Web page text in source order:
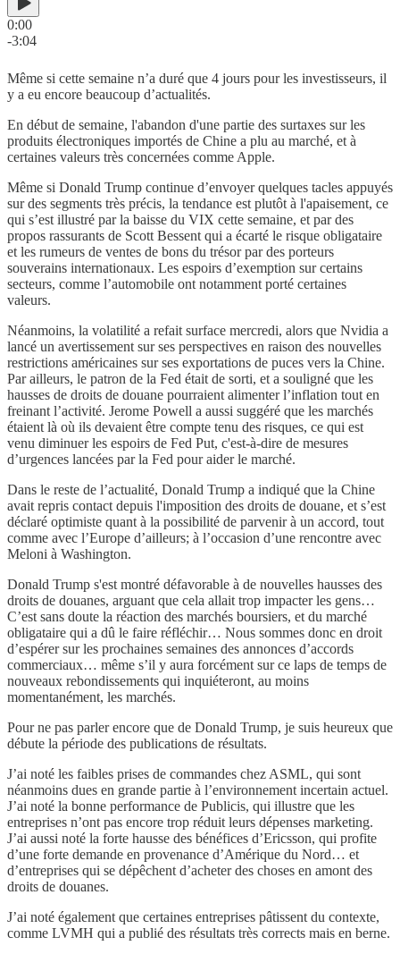
0:00
-3:04
Même si cette semaine n’a duré que 4 jours pour les investisseurs, il
y a eu encore beaucoup d’actualités.
En début de semaine, l'abandon d'une partie des surtaxes sur les
produits électroniques importés de Chine a plu au marché, et à
certaines valeurs très concernées comme Apple.
Même si Donald Trump continue d’envoyer quelques tacles appuyés
sur des segments très précis, la tendance est plutôt à l'apaisement, ce
qui s’est illustré par la baisse du VIX cette semaine, et par des
propos rassurants de Scott Bessent qui a écarté le risque obligataire
et les rumeurs de ventes de bons du trésor par des porteurs
souverains internationaux. Les espoirs d’exemption sur certains
secteurs, comme l’automobile ont notamment porté certaines
valeurs.
Néanmoins, la volatilité a refait surface mercredi, alors que Nvidia a
lancé un avertissement sur ses perspectives en raison des nouvelles
restrictions américaines sur ses exportations de puces vers la Chine.
Par ailleurs, le patron de la Fed était de sorti, et a souligné que les
hausses de droits de douane pourraient alimenter l’inflation tout en
freinant l’activité. Jerome Powell a aussi suggéré que les marchés
étaient là où ils devaient être compte tenu des risques, ce qui est
venu diminuer les espoirs de Fed Put, c'est-à-dire de mesures
d’urgences lancées par la Fed pour aider le marché.
Dans le reste de l’actualité, Donald Trump a indiqué que la Chine
avait repris contact depuis l'imposition des droits de douane, et s’est
déclaré optimiste quant à la possibilité de parvenir à un accord, tout
comme avec l’Europe d’ailleurs; à l’occasion d’une rencontre avec
Meloni à Washington.
Donald Trump s'est montré défavorable à de nouvelles hausses des
droits de douanes, arguant que cela allait trop impacter les gens…
C’est sans doute la réaction des marchés boursiers, et du marché
obligataire qui a dû le faire réfléchir… Nous sommes donc en droit
d’espérer sur les prochaines semaines des annonces d’accords
commerciaux… même s’il y aura forcément sur ce laps de temps de
nouveaux rebondissements qui inquiéteront, au moins
momentanément, les marchés.
Pour ne pas parler encore que de Donald Trump, je suis heureux que
débute la période des publications de résultats.
J’ai noté les faibles prises de commandes chez ASML, qui sont
néanmoins dues en grande partie à l’environnement incertain actuel.
J’ai noté la bonne performance de Publicis, qui illustre que les
entreprises n’ont pas encore trop réduit leurs dépenses marketing.
J’ai aussi noté la forte hausse des bénéfices d’Ericsson, qui profite
d’une forte demande en provenance d’Amérique du Nord… et
d’entreprises qui se dépêchent d’acheter des choses en amont des
droits de douanes.
J’ai noté également que certaines entreprises pâtissent du contexte,
comme LVMH qui a publié des résultats très corrects mais en berne.